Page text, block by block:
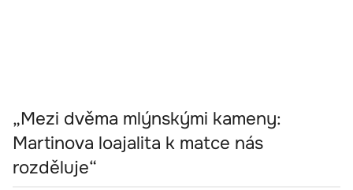
„Mezi dvěma mlýnskými kameny:
Martinova loajalita k matce nás
rozděluje“